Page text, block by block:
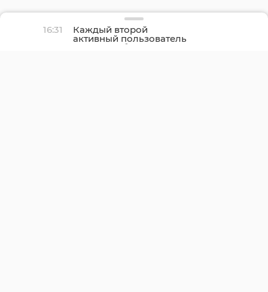
16:31 Каждый второй
активный пользователь
ОК пишет близким